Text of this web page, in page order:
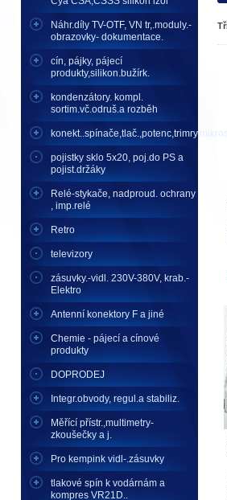
Náhr.díly TV-OTF, VN tr,.moduly.-
obrazovky- dokumentace.
cín, pájky, pájecí
produkty,silikon.bužírk.
kondenzátory. kompl.
sortim.vč.odruš.a rozběh
pojistky sklo 5x20, poj.do PS a
pojist.držáky
Relé-stykače, nadproud. ochrany
, imp.relé
Retro
televizory
zásuvky.-vidl. 230V-380V, krab.-
Elektro
Antenní konektory F a jiné
Chemie - pájecí a cínové
produkty
DOPRODEJ
Integr.obvody, regul.a stabiliz.
Měřící přístr.,multimetry-
zkoušečky a j.
Pro kempink vidl-.zásuvky
tlakové spín k vodárnám a
kompres VR21D..